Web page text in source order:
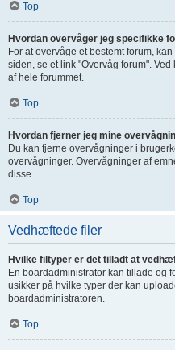
Top
Hvordan overvåger jeg specifikke
For at overvåge et bestemt forum,
siden, se et link "Overvåg forum".
af hele forummet.
Top
Hvordan fjerner jeg mine
Du kan fjerne overvågninger i
overvågninger. Overvågninger af
disse.
Top
Vedhæftede filer
Hvilke filtyper er det tilladt at
En boardadministrator kan tillade og
usikker på hvilke typer der kan
boardadministratoren.
Top